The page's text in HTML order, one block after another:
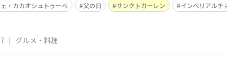
・カカオシュトゥーべ 父の日 サンクトガーレン
インペリアルチ
| グルメ・料理